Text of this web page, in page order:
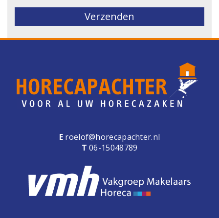
E roelof@horecapachter.nl
T 06-15048789